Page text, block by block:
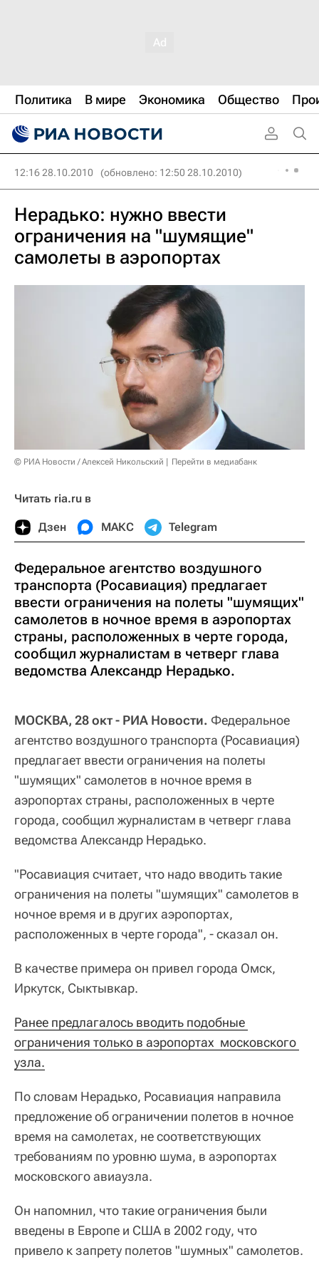
Политика В мире Экономика Общество
12:16 28.10.2010 (обновлено: 12:50 28.10.2010)
Нерадько: нужно ввести
ограничения на "шумящие"
самолеты в аэропортах
© РИА Новости / Алексей Никольский Перейти в медиабанк
Читать ria.ru в
Дзен МАКС Telegram
Федеральное агентство воздушного
транспорта (Росавиация) предлагает
ввести ограничения на полеты "шумящих"
самолетов в ночное время в аэропортах
страны, расположенных в черте города,
сообщил журналистам в четверг глава
ведомства Александр Нерадько.
МОСКВА, 28 окт - РИА Новости. Федеральное
агентство воздушного транспорта (Росавиация)
предлагает ввести ограничения на полеты
"шумящих" самолетов в ночное время в
аэропортах страны, расположенных в черте
города, сообщил журналистам в четверг глава
ведомства Александр Нерадько.
"Росавиация считает, что надо вводить такие
ограничения на полеты "шумящих" самолетов в
ночное время и в других аэропортах,
расположенных в черте города", - сказал он.
В качестве примера он привел города Омск,
Иркутск, Сыктывкар.
Ранее предлагалось вводить подобные
ограничения только в аэропортах  московского
узла.
По словам Нерадько, Росавиация направила
предложение об ограничении полетов в ночное
время на самолетах, не соответствующих
требованиям по уровню шума, в аэропортах
московского авиаузла.
Он напомнил, что такие ограничения были
введены в Европе и США в 2002 году, что
привело к запрету полетов "шумных" самолетов.